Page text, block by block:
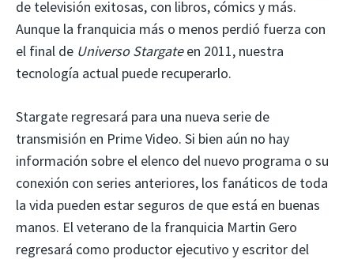
de televisión exitosas, con libros, cómics y más.
Aunque la franquicia más o menos perdió fuerza con
el final de Universo Stargateen 2011, nuestra
tecnología actual puede recuperarlo.
Stargate regresará para una nueva serie de
transmisión en Prime Video. Si bien aún no hay
información sobre el elenco del nuevo programa o su
conexión con series anteriores, los fanáticos de toda
la vida pueden estar seguros de que está en buenas
manos. El veterano de la franquicia Martin Gero
regresará como productor ejecutivo y escritor del